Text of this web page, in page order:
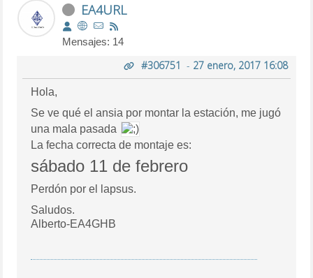
EA4URL
Mensajes: 14
#306751 - 27 enero, 2017 16:08
Hola,
Se ve qué el ansia por montar la estación, me jugó
una mala pasada
La fecha correcta de montaje es:
sábado 11 de febrero
Perdón por el lapsus.
Saludos.
Alberto-EA4GHB